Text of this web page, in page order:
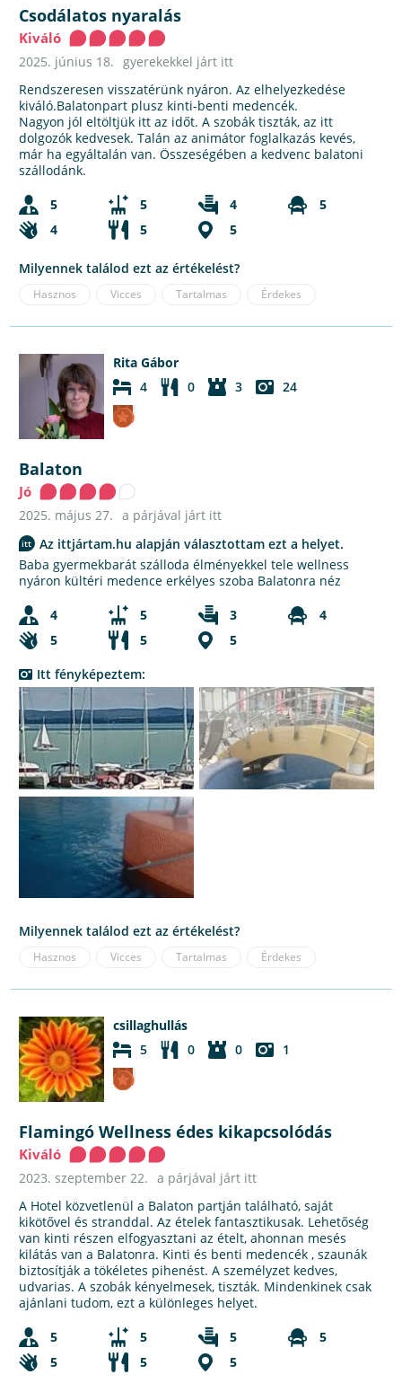
Csodálatos nyaralás
Kiváló
2025. június 18. gyerekekkel járt itt
Rendszeresen visszatérünk nyáron. Az elhelyezkedése
kiváló.Balatonpart plusz kinti-benti medencék.
Nagyon jól eltöltjük itt az időt. A szobák tiszták, az itt
dolgozók kedvesek. Talán az animátor foglalkazás kevés,
már ha egyáltalán van. Összeségében a kedvenc balatoni
szállodánk.
5
5 4
5
4
5 5
Milyennek találod ezt az értékelést?
Hasznos Vicces Tartalmas Érdekes
Rita Gábor
4
0 3 24
Balaton
Jó
2025. május 27. a párjával járt itt
Az ittjártam.hu alapján választottam ezt a helyet.
Baba gyermekbarát szálloda élményekkel tele wellness
nyáron kültéri medence erkélyes szoba Balatonra néz
4
5 3
4
5
5
5
Itt fényképeztem:
Milyennek találod ezt az értékelést?
Hasznos Vicces Tartalmas Érdekes
csillaghullás
5
0 0 1
Flamingó Wellness édes kikapcsolódás
Kiváló
2023. szeptember 22. a párjával járt itt
A Hotel közvetlenül a Balaton partján található, saját
kikötővel és stranddal. Az ételek fantasztikusak. Lehetőség
van kinti részen elfogyasztani az ételt, ahonnan mesés
kilátás van a Balatonra. Kinti és benti medencék , szaunák
biztosítják a tökéletes pihenést. A személyzet kedves,
udvarias. A szobák kényelmesek, tiszták. Mindenkinek csak
ajánlani tudom, ezt a különleges helyet.
5
5 5
5
5
5
5